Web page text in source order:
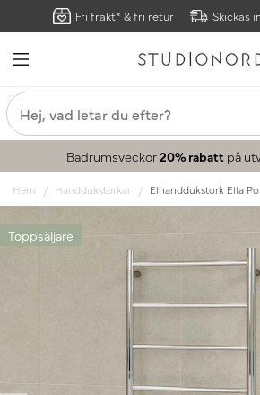
Fri frakt* & fri retur Skickas
Badrumsveckor20% rabatt på
Hem Handdukstorkar Elhanddukstork Ella
Toppsäljare